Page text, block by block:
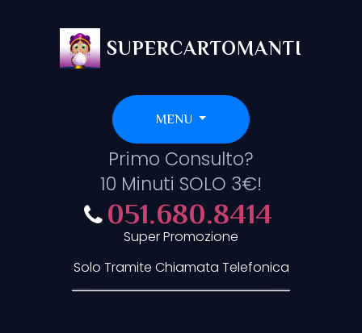
SUPERCARTOMANTI
MENU
Primo Consulto?
10 Minuti SOLO 3€!
051.680.8414
Super Promozione
Solo Tramite Chiamata Telefonica